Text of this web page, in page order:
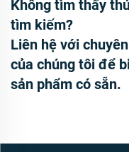
Không tìm thấy
tìm kiếm?
Liên hệ với
của chúng tôi để
sản phẩm có sẵn.